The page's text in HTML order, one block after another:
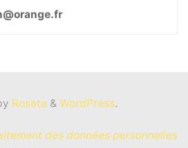
Roseta & WordPress.
des données personnelles